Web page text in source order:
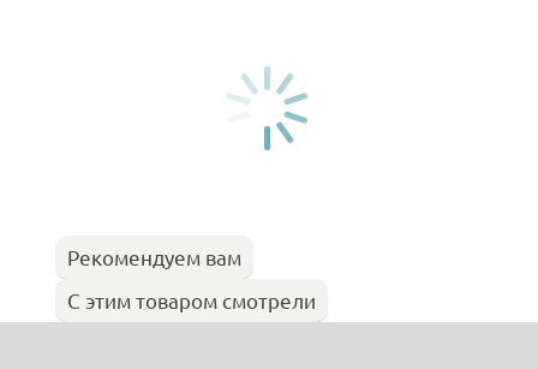
Рекомендуем вам
С этим товаром смотрели